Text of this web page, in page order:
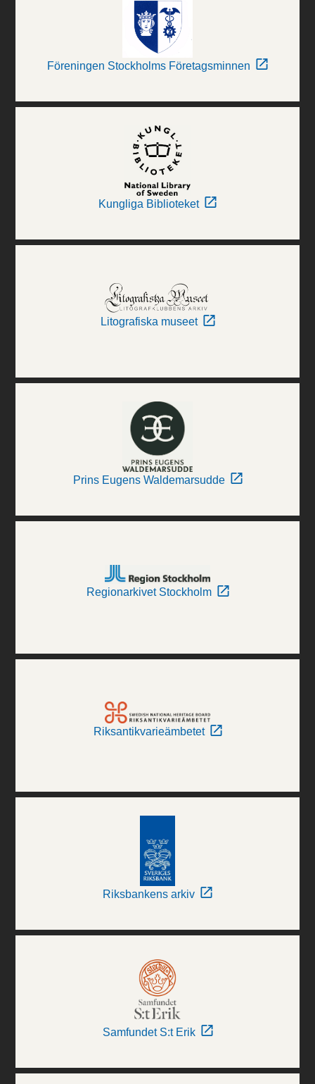
Föreningen Stockholms Företagsminnen
Kungliga Biblioteket
Litografiska museet
Prins Eugens Waldemarsudde
Regionarkivet Stockholm
Riksantikvarieämbetet
Riksbankens arkiv
Samfundet S:t Erik